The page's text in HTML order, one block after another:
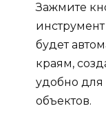
Зажмите
будет
краям,
удобно
объектов.